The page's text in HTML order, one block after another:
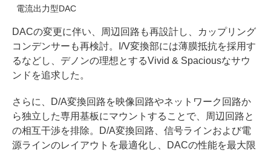
電流出力型DAC
DACの変更に伴い、周辺回路も再設計し、カップリング
コンデンサーも再検討。I/V変換部には薄膜抵抗を採用す
るなどし、デノンの理想とするVivid & Spaciousなサウ
ンドを追求した。
さらに、D/A変換回路を映像回路やネットワーク回路か
ら独立した専用基板にマウントすることで、周辺回路と
の相互干渉を排除。D/A変換回路、信号ラインおよび電
源ラインのレイアウトを最適化し、DACの性能を最大限